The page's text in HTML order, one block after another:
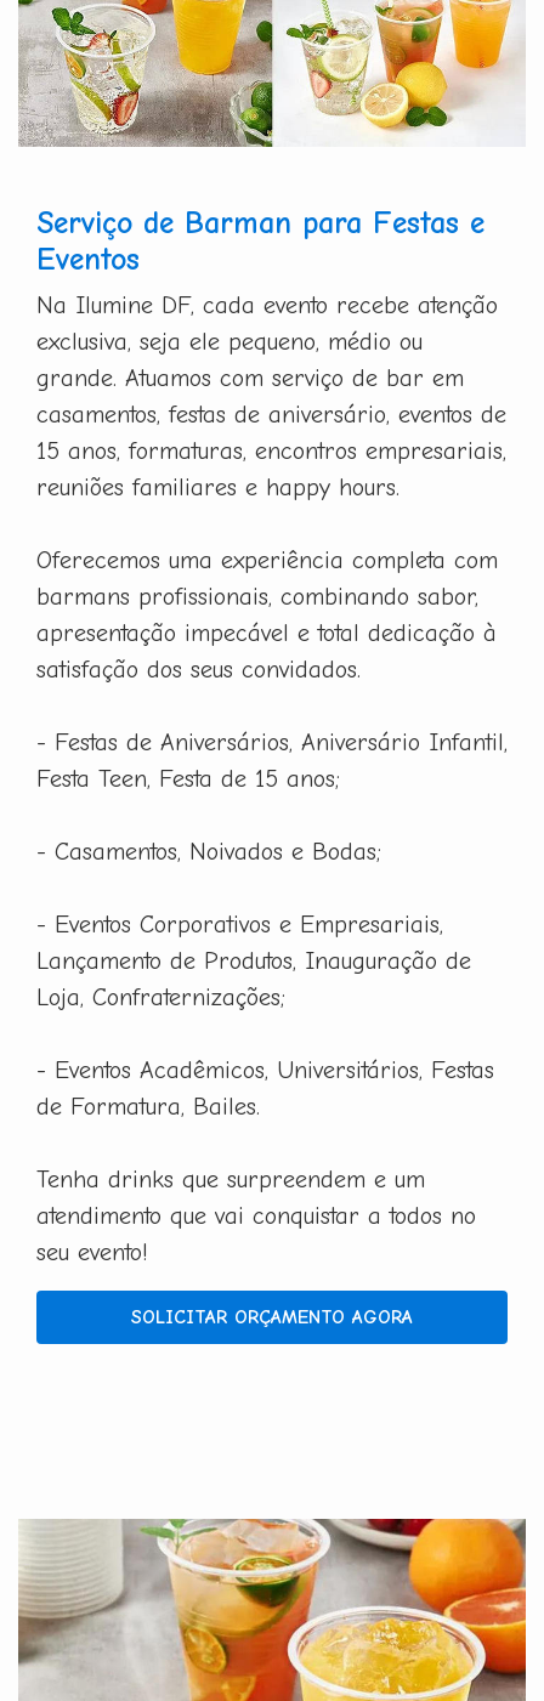
Serviço de Barman para Festas e
Eventos
Na Ilumine DF, cada evento recebe atenção
exclusiva, seja ele pequeno, médio ou
grande. Atuamos com serviço de bar em
casamentos, festas de aniversário, eventos de
15 anos, formaturas, encontros empresariais,
reuniões familiares e happy hours.
Oferecemos uma experiência completa com
barmans profissionais, combinando sabor,
apresentação impecável e total dedicação à
satisfação dos seus convidados.
- Festas de Aniversários, Aniversário Infantil,
Festa Teen, Festa de 15 anos;
- Casamentos, Noivados e Bodas;
- Eventos Corporativos e Empresariais,
Lançamento de Produtos, Inauguração de
Loja, Confraternizações;
- Eventos Acadêmicos, Universitários, Festas
de Formatura, Bailes.
Tenha drinks que surpreendem e um
atendimento que vai conquistar a todos no
seu evento!
SOLICITAR ORÇAMENTO AGORA